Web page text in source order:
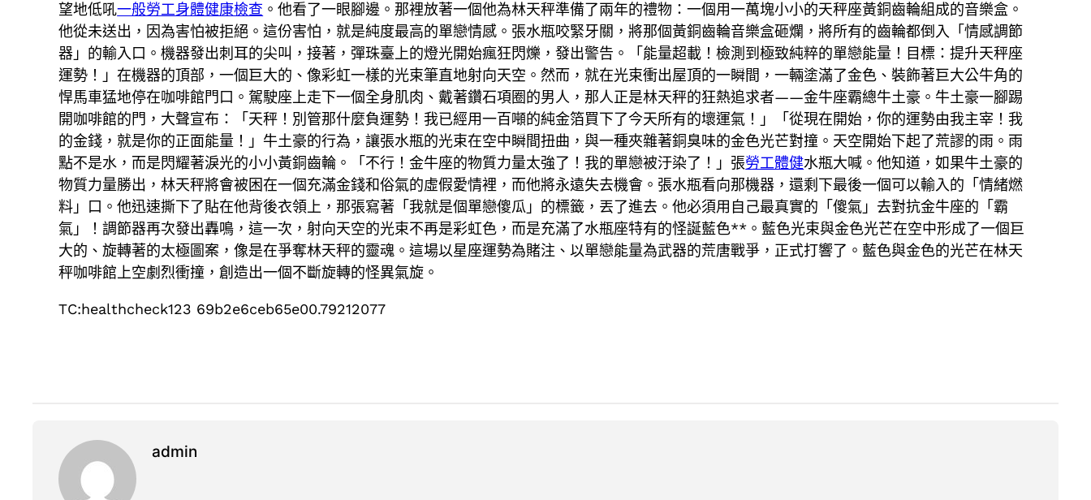
望地低吼一般勞工身體健康檢查 。他看了一眼腳邊。那裡放著一個他為林天秤準備了兩年的禮物：一個用一萬塊小小的天秤座黃銅齒輪組成的音樂盒。
他從未送出，因為害怕被拒絕。這份害怕，就是純度最高的單戀情感。張水瓶咬緊牙關，將那個黃銅齒輪音樂盒砸爛，將所有的齒輪都倒入「情感調節
器」的輸入口。機器發出刺耳的尖叫，接著，彈珠臺上的燈光開始瘋狂閃爍，發出警告。「能量超載！檢測到極致純粹的單戀能量！目標：提升天秤座
運勢！」在機器的頂部，一個巨大的、像彩虹一樣的光束筆直地射向天空。然而，就在光束衝出屋頂的一瞬間，一輛塗滿了金色、裝飾著巨大公牛角的
悍馬車猛地停在咖啡館門口。駕駛座上走下一個全身肌肉、戴著鑽石項圈的男人，那人正是林天秤的狂熱追求者——金牛座霸總牛土豪。牛土豪一腳踢
開咖啡館的門，大聲宣布：「天秤！別管那什麼負運勢！我已經用一百噸的純金箔買下了今天所有的壞運氣！」「從現在開始，你的運勢由我主宰！我
的金錢，就是你的正面能量！」牛土豪的行為，讓張水瓶的光束在空中瞬間扭曲，與一種夾雜著銅臭味的金色光芒對撞。天空開始下起了荒謬的雨。雨
點不是水，而是閃耀著淚光的小小黃銅齒輪。「不行！金牛座的物質力量太強了！我的單戀被汙染了！」張勞工體健水瓶大喊。他知道，如果牛土豪的
物質力量勝出，林天秤將會被困在一個充滿金錢和俗氣的虛假愛情裡，而他將永遠失去機會。張水瓶看向那機器，還剩下最後一個可以輸入的「情緒燃
料」口。他迅速撕下了貼在他背後衣領上，那張寫著「我就是個單戀傻瓜」的標籤，丟了進去。他必須用自己最真實的「傻氣」去對抗金牛座的「霸
氣」！調節器再次發出轟鳴，這一次，射向天空的光束不再是彩虹色，而是充滿了水瓶座特有的怪誕藍色**。藍色光束與金色光芒在空中形成了一個巨
大的、旋轉著的太極圖案，像是在爭奪林天秤的靈魂。這場以星座運勢為賭注、以單戀能量為武器的荒唐戰爭，正式打響了。藍色與金色的光芒在林天
秤咖啡館上空劇烈衝撞，創造出一個不斷旋轉的怪異氣旋。
TC:healthcheck123 69b2e6ceb65e00.79212077
admin